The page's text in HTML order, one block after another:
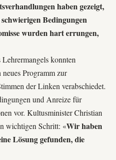
haben gezeigt,
Bedingungen
wurden hart errungen,
konnten
Programm zur
der Linken verabschiedet.
und Anreize für
vor. Kultusminister Christian
wichtigen Schritt: «Wir haben
Lösung gefunden, die